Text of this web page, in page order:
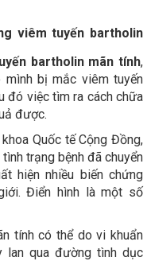
viêm tuyến bartholin
bartholin mãn tính,
bị mắc viêm tuyến
đó việc tìm ra cách chữa
được.
Quốc tế Cộng Đồng,
trạng bệnh đã chuyển
hiện nhiều biến chứng
Điển hình là một số
tính có thể do vi khuẩn
lan qua đường tình dục